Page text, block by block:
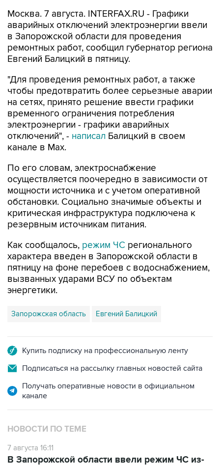
Москва. 7 августа. INTERFAX.RU - Графики
аварийных отключений электроэнергии ввели
в Запорожской области для проведения
ремонтных работ, сообщил губернатор региона
Евгений Балицкий в пятницу.
"Для проведения ремонтных работ, а также
чтобы предотвратить более серьезные аварии
на сетях, принято решение ввести графики
временного ограничения потребления
электроэнергии - графики аварийных
отключений", - написал Балицкий в своем
канале в Max.
По его словам, электроснабжение
осуществляется поочередно в зависимости от
мощности источника и с учетом оперативной
обстановки. Социально значимые объекты и
критическая инфраструктура подключена к
резервным источникам питания.
Как сообщалось, режим ЧС регионального
характера введен в Запорожской области в
пятницу на фоне перебоев с водоснабжением,
вызванных ударами ВСУ по объектам
энергетики.
Запорожская область Евгений Балицкий
Купить подписку на профессиональную ленту
Подписаться на рассылку главных новостей сайта
Получать оперативные новости в официальном
канале
НОВОСТИ ПО ТЕМЕ
7 августа 16:11
В Запорожской области ввели режим ЧС из-